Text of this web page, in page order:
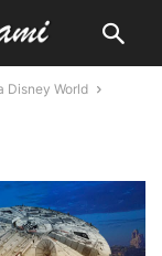
Disney World